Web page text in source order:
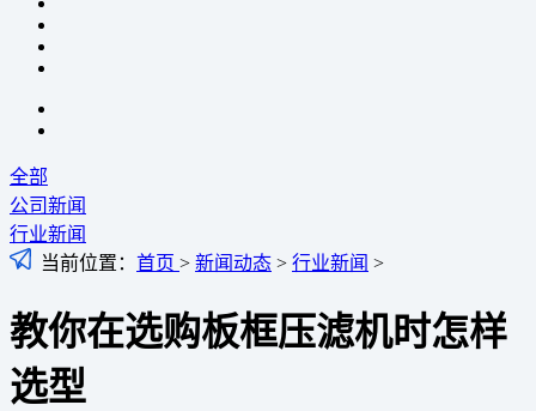
全部
公司新闻
行业新闻
当前位置： 首页 > 新闻动态 > 行业新闻 >
教你在选购板框压滤机时怎样
选型